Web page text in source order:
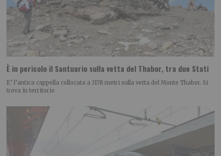
È in pericolo il Santuario sulla vetta del Thabor, tra due Stati
E’ l’antica cappella collocata a 3178 metri sulla vetta del Monte Thabor. Si
trova in territorio